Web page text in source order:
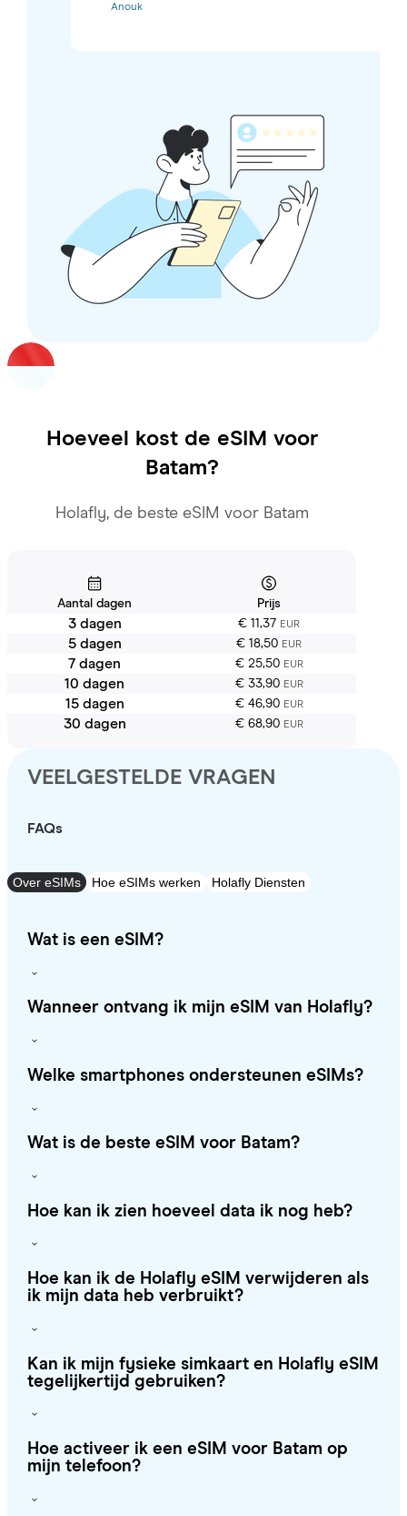
Anouk
Hoeveel kost de eSIM voor
Batam?
Holafly, de beste eSIM voor Batam
Aantal dagen Prijs
3 dagen € 11,37 EUR
5 dagen € 18,50 EUR
7 dagen € 25,50 EUR
10 dagen € 33,90 EUR
15 dagen € 46,90 EUR
30 dagen € 68,90 EUR
VEELGESTELDE VRAGEN
FAQs
Over eSIMs Hoe eSIMs werken Holafly Diensten
Wat is een eSIM?
Wanneer ontvang ik mijn eSIM van Holafly?
Welke smartphones ondersteunen eSIMs?
Wat is de beste eSIM voor Batam?
Hoe kan ik zien hoeveel data ik nog heb?
Hoe kan ik de Holafly eSIM verwijderen als
ik mijn data heb verbruikt?
Kan ik mijn fysieke simkaart en Holafly eSIM
tegelijkertijd gebruiken?
Hoe activeer ik een eSIM voor Batam op
mijn telefoon?